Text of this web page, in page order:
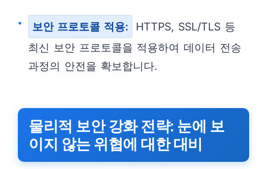
보안 프로토콜 적용:
HTTPS, SSL/TLS 등
최신 보안 프로토콜을 적용하여 데이터 전송
과정의 안전을 확보합니다.
물리적 보안 강화 전략: 눈에 보
이지 않는 위협에 대한 대비